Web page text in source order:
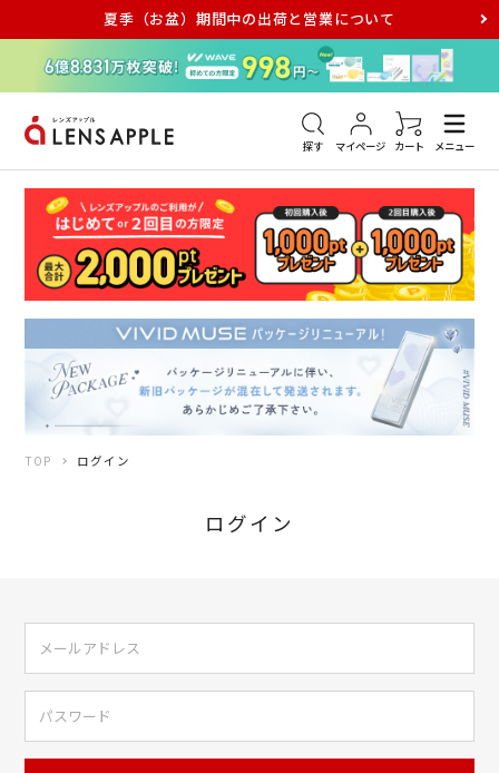
夏季（お盆）期間中の出荷と営業について
探す マイページ カート メニュー
アキュビュー メダリスト メガネ
TOP ログイン
ログイン